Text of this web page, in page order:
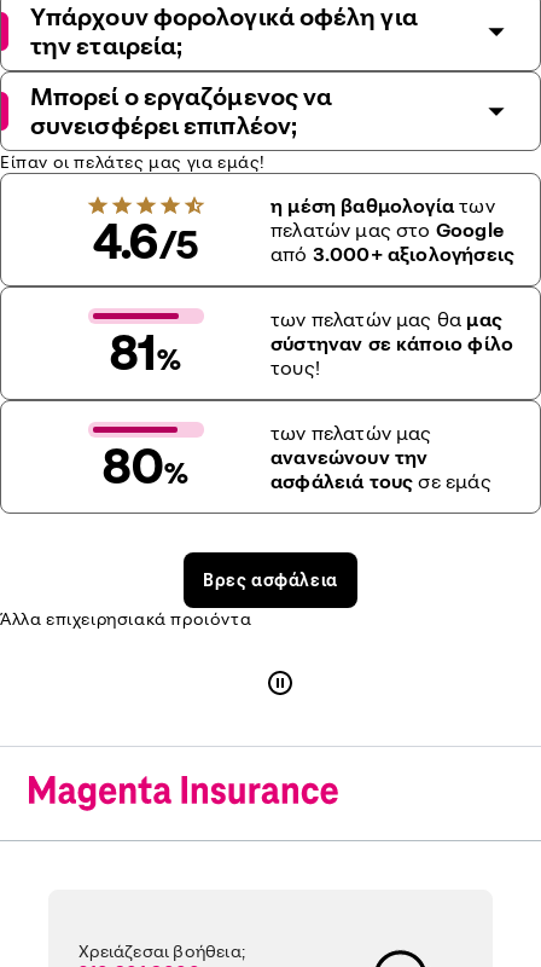
Υπάρχουν φορολογικά οφέλη για
την εταιρεία;
Μπορεί ο εργαζόμενος να
συνεισφέρει επιπλέον;
Είπαν οι πελάτες μας για εμάς!
4.6/5
η μέση βαθμολογίατων
πελατών μας στο Google
από 3.000+ αξιολογήσεις
81%
των πελατών μας θα μας
σύστηναν σε κάποιο φίλο
τους!
80%
των πελατών μας
ανανεώνουν την
ασφάλειά τους σε εμάς
Βρες ασφάλεια
Άλλα επιχειρησιακά προιόντα
Χρειάζεσαι βοήθεια;